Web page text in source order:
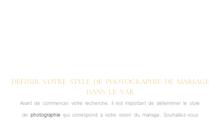
DÉFINIR VOTRE STYLE DE PHOTOGRAPHIE DE MARIAGE
DANS LE VAR
Avant de commencer votre recherche, il est important de déterminer le style
de photographiequi correspond à votre vision du mariage. Souhaitez-vous